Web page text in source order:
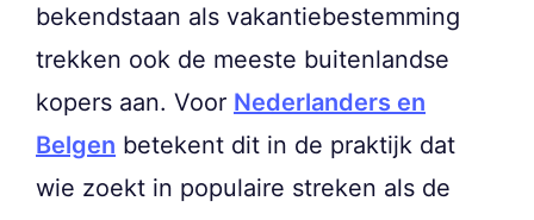
bekendstaan als vakantiebestemming
trekken ook de meeste buitenlandse
kopers aan. Voor Nederlanders en
Belgen betekent dit in de praktijk dat
wie zoekt in populaire streken als de